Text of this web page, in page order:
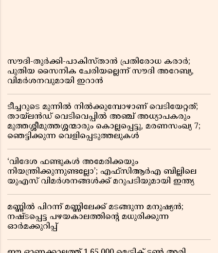
സൗദി-തുർക്കി-പാകിസ്താൻ പ്രതിരോധ കരാർ;
പുതിയ സൈനിക ചേരിയല്ലെന്ന് സൗദി അറേബ്യ,
വിമർശനവുമായി ഇറാൻ
ടീച്ചറുടെ മുന്നിൽ നിൽക്കുമ്പോഴാണ് വെടിയേറ്റത്;
തായ്‌ലൻഡ് വെടിവെപ്പിൽ അഞ്ച് അധ്യാപകരും
മുത്തശ്ശീമുത്തശ്ശന്മാരും കൊല്ലപ്പെട്ടു, മരണസംഖ്യ 7;
ഞെട്ടിക്കുന്ന വെളിപ്പെടുത്തലുകൾ
‘വിദേശ ഫണ്ടുകൾ അമേരിക്കയും
നിയന്ത്രിക്കുന്നുണ്ടല്ലോ’; എഫ്സിആർഎ ബില്ലിലെ
യുഎസ് വിമർശനങ്ങൾക്ക് മറുപടിയുമായി ഇന്ത്യ
മണ്ണിൽ പിറന്ന് മണ്ണിലേക്ക് മടങ്ങുന്ന മനുഷ്യൻ;
നഷ്ടപ്പെട്ട പഴയകാലത്തിൻ്റെ മധുരിക്കുന്ന
ഓർമക്കുറിപ്പ്